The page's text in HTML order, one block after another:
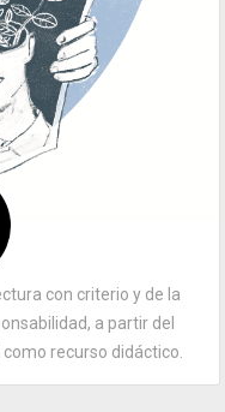
con criterio y de la
a partir del
recurso didáctico.